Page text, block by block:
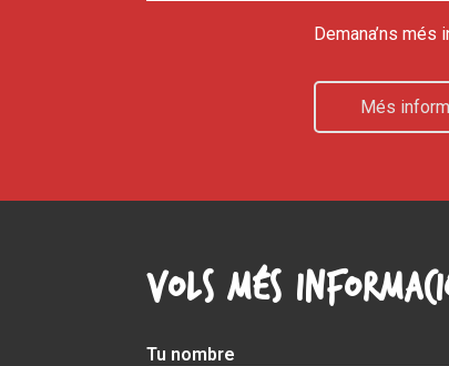
Demana’ns més
Més
Vols més
Tu nombre